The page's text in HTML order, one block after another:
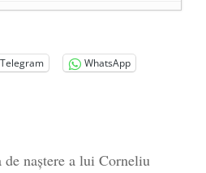
asocierea dintre Dan
Boca - 8 februarie 2016
politic” pentru imigranţi
Telegram
WhatsApp
de naștere a lui Corneliu